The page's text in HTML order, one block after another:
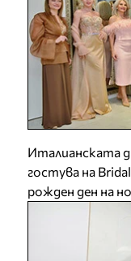
Италианската
гостува на
рожден ден на